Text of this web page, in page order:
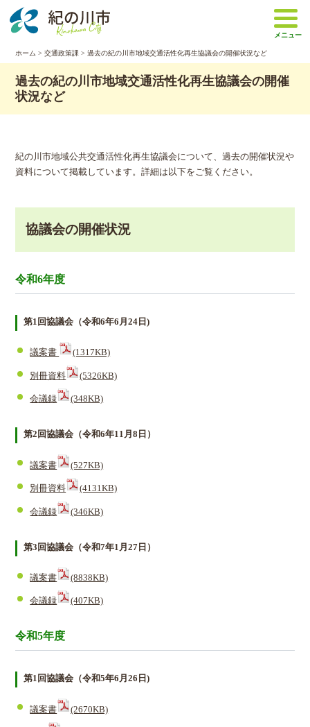
メニュー
ホーム >交通政策課 > 過去の紀の川市地域交通活性化再生協議会の開催状況など
過去の紀の川市地域交通活性化再生協議会の開催
状況など
紀の川市地域公共交通活性化再生協議会について、過去の開催状況や
資料について掲載しています。詳細は以下をご覧ください。
協議会の開催状況
令和6年度
第1回協議会（令和6年6月24日)
議案書 (1317KB)
別冊資料 (5326KB)
会議録 (348KB)
第2回協議会（令和6年11月8日）
議案書 (527KB)
別冊資料 (4131KB)
会議録 (346KB)
第3回協議会（令和7年1月27日）
議案書 (8838KB)
会議録 (407KB)
令和5年度
第1回協議会（令和5年6月26日)
議案書 (2670KB)